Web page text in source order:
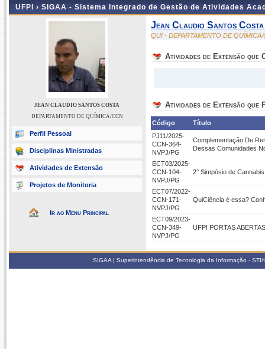
UFPI › SIGAA - Sistema Integrado de Gestão de Atividades
JEAN CLAUDIO SANTOS COSTA
DEPARTAMENTO DE QUÍMICA/CCN
Perfil Pessoal
Disciplinas Ministradas
Atividades de Extensão
Projetos de Monitoria
Ir ao Menu Principal
Jean Claudio Santos Costa
QUI - DEPARTAMENTO DE QUÍMICA/
Atividades de Extensão que
Atividades de Extensão que
Código
Título
PJ11/2025-
CCN-364-
NVPJ/PG
Complementação De
Dessas Comunidades
ECT03/2025-
CCN-104-
NVPJ/PG
2° Simpósio de
ECT07/2022-
CCN-171-
NVPJ/PG
QuiCiência é essa?
ECT09/2023-
CCN-349-
NVPJ/PG
UFPI PORTAS ABERTAS
SIGAA | Superintendência de Tecnologia da Informação -